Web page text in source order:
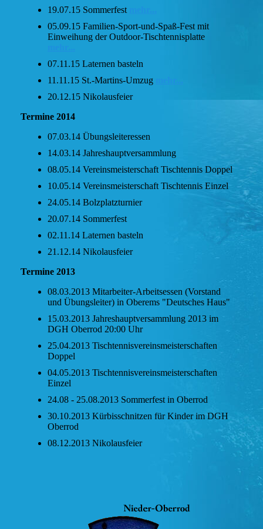
19.07.15 Sommerfest
05.09.15 Familien-Sport-und-Spaß-Fest mit
Einweihung der Outdoor-Tischtennisplatte
07.11.15 Laternen basteln
11.11.15 St.-Martins-Umzug
20.12.15 Nikolausfeier
Termine 2014
07.03.14 Übungsleiteressen
14.03.14 Jahreshauptversammlung
08.05.14 Vereinsmeisterschaft Tischtennis Doppel
10.05.14 Vereinsmeisterschaft Tischtennis Einzel
24.05.14 Bolzplatzturnier
20.07.14 Sommerfest
02.11.14 Laternen basteln
21.12.14 Nikolausfeier
Termine 2013
08.03.2013 Mitarbeiter-Arbeitsessen (Vorstand
und Übungsleiter) in Oberems "Deutsches Haus"
15.03.2013 Jahreshauptversammlung 2013 im
DGH Oberrod 20:00 Uhr
25.04.2013 Tischtennisvereinsmeisterschaften
Doppel
04.05.2013 Tischtennisvereinsmeisterschaften
Einzel
24.08 - 25.08.2013 Sommerfest in Oberrod
30.10.2013 Kürbisschnitzen für Kinder im DGH
Oberrod
08.12.2013 Nikolausfeier